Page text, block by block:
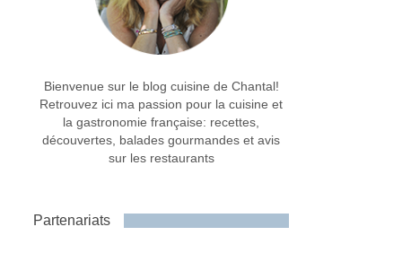
Bienvenue sur le blog cuisine de Chantal!
Retrouvez ici ma passion pour la cuisine et
la gastronomie française: recettes,
découvertes, balades gourmandes et avis
sur les restaurants
Partenariats